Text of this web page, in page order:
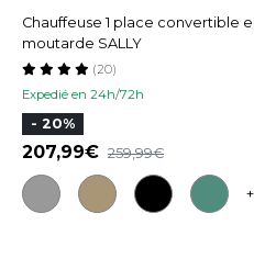
Chauffeuse 1 place convertible
moutarde SALLY
Expedié en 24h/72h
(20)
- 20%
207,99 259,99